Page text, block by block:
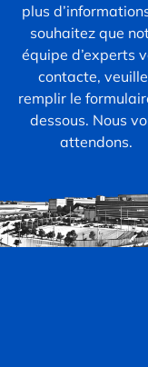
plus
souhaitez que
équipe d’experts
contacte,
remplir le
dessous. Nous
attendons.